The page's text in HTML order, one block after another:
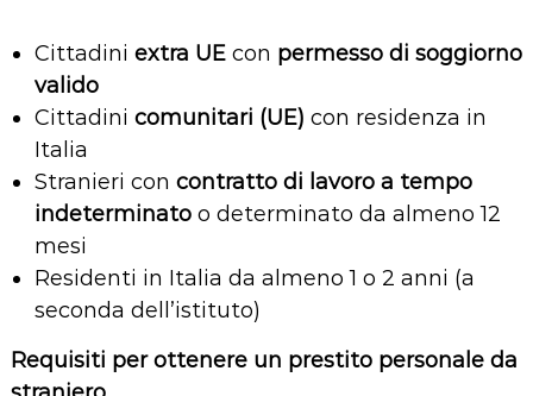
Cittadini extra UEcon permesso di soggiorno
valido
Cittadini comunitari (UE) con residenza in
Italia
Stranieri con contratto di lavoro a tempo
indeterminatoo determinato da almeno 12
mesi
Residenti in Italia da almeno 1 o 2 anni (a
seconda dell’istituto)
Requisiti per ottenere un prestito personale da